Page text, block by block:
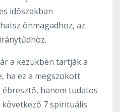
időszakban
önmagadhoz, az
a kezükben tartják a
ha ez a megszokott
hanem tudatos
következő 7 spirituális